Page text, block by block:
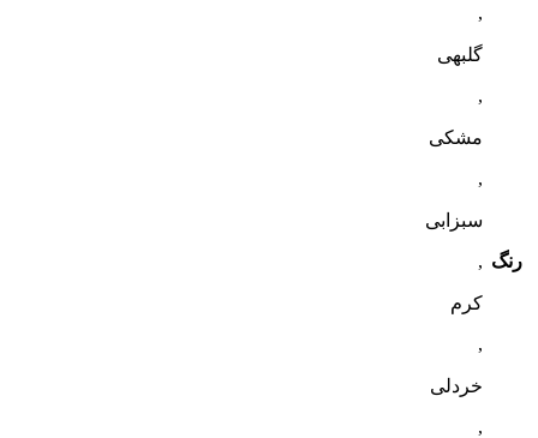
رنگ
,
گلبهی
,
مشکی
,
سبزابی
,
کرم
,
خردلی
,